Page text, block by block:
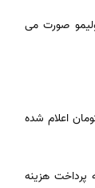
صورت می
در سال 1399، صدهزار تومان اعلام شده
هزینه